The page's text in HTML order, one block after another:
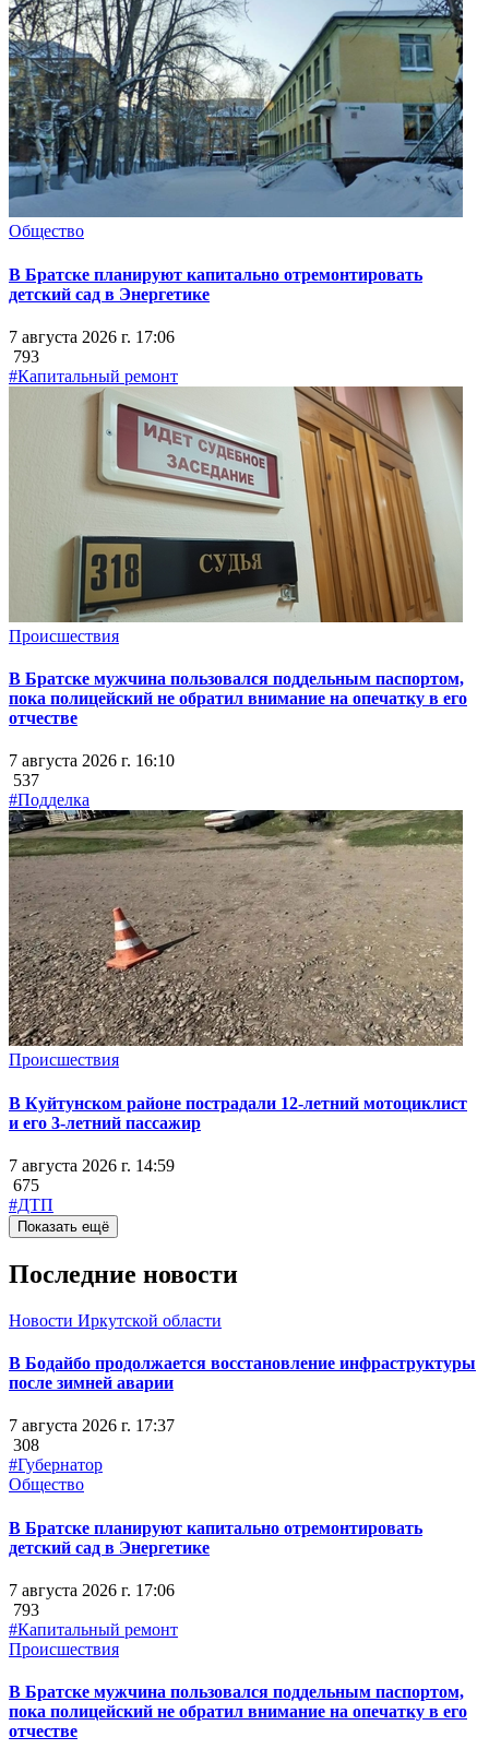
Общество
В Братске планируют капитально отремонтировать
детский сад в Энергетике
7 августа 2026 г. 17:06
793
#Капитальный ремонт
Происшествия
В Братске мужчина пользовался поддельным паспортом,
пока полицейский не обратил внимание на опечатку в его
отчестве
7 августа 2026 г. 16:10
537
#Подделка
Происшествия
В Куйтунском районе пострадали 12-летний мотоциклист
и его 3-летний пассажир
7 августа 2026 г. 14:59
675
#ДТП
Показать ещё
Последние новости
Новости Иркутской области
В Бодайбо продолжается восстановление инфраструктуры
после зимней аварии
7 августа 2026 г. 17:37
308
#Губернатор
Общество
В Братске планируют капитально отремонтировать
детский сад в Энергетике
7 августа 2026 г. 17:06
793
#Капитальный ремонт
Происшествия
В Братске мужчина пользовался поддельным паспортом,
пока полицейский не обратил внимание на опечатку в его
отчестве